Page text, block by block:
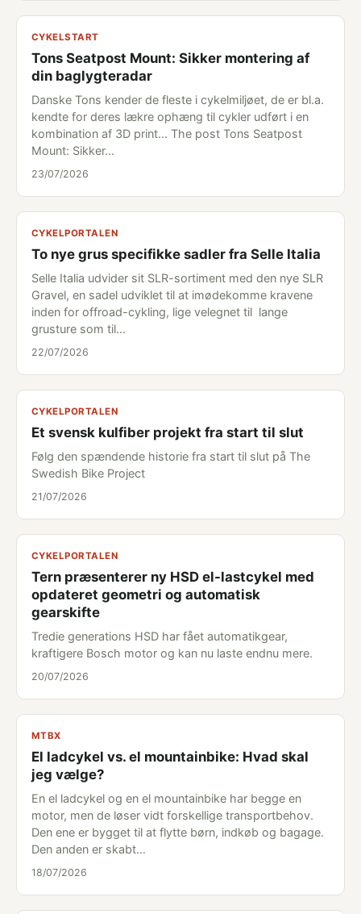
CYKELSTART
Tons Seatpost Mount: Sikker montering af
din baglygteradar
Danske Tons kender de fleste i cykelmiljøet, de er bl.a.
kendte for deres lækre ophæng til cykler udført i en
kombination af 3D print... The post Tons Seatpost
Mount: Sikker…
23/07/2026
CYKELPORTALEN
To nye grus specifikke sadler fra Selle Italia
Selle Italia udvider sit SLR-sortiment med den nye SLR
Gravel, en sadel udviklet til at imødekomme kravene
inden for offroad-cykling, lige velegnet til lange
grusture som til…
22/07/2026
CYKELPORTALEN
Et svensk kulfiber projekt fra start til slut
Følg den spændende historie fra start til slut på The
Swedish Bike Project
21/07/2026
CYKELPORTALEN
Tern præsenterer ny HSD el-lastcykel med
opdateret geometri og automatisk
gearskifte
Tredie generations HSD har fået automatikgear,
kraftigere Bosch motor og kan nu laste endnu mere.
20/07/2026
MTBX
El ladcykel vs. el mountainbike: Hvad skal
jeg vælge?
En el ladcykel og en el mountainbike har begge en
motor, men de løser vidt forskellige transportbehov.
Den ene er bygget til at flytte børn, indkøb og bagage.
Den anden er skabt…
18/07/2026